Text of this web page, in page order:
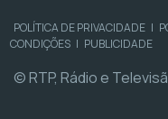
POLÍTICA DE PRIVACIDADE |
CONDIÇÕES | PUBLICIDADE
© RTP, Rádio e